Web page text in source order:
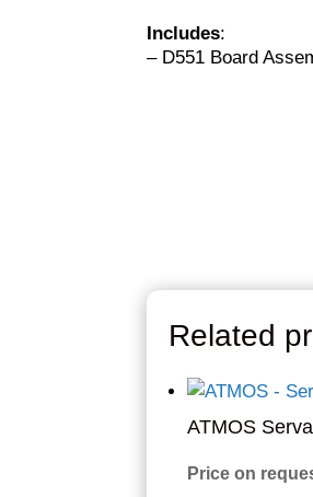
Includes:
– D551 Board
Related
ATMOS
Price on